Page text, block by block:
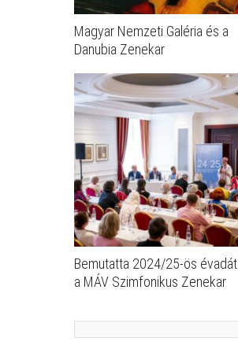
Magyar Nemzeti Galéria és a
Danubia Zenekar
Bemutatta 2024/25-ös évadát
a MÁV Szimfonikus Zenekar